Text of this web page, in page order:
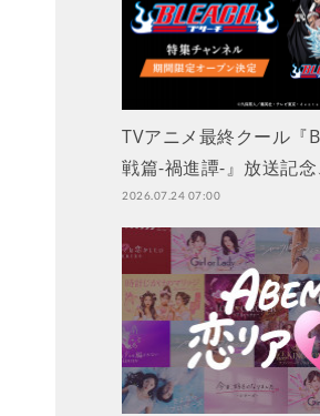
TVアニメ最終クール『
戦篇-禍進譚-』放送記
2026.07.24 07:00